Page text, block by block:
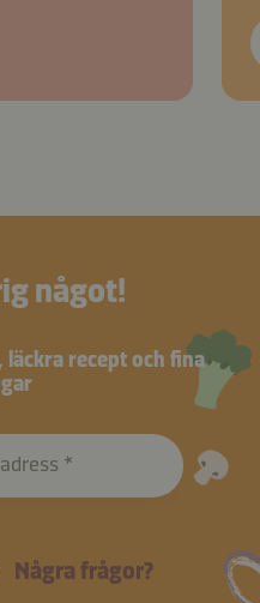
något!
recept och fina
Några frågor?